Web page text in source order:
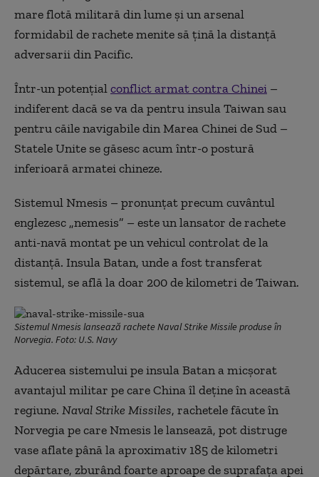
mare flotă militară din lume și un arsenal
formidabil de rachete menite să țină la distanță
adversarii din Pacific.
Într-un potențialconflict armat contra Chinei –
indiferent dacă se va da pentru insula Taiwan sau
pentru căile navigabile din Marea Chinei de Sud –
Statele Unite se găsesc acum într-o postură
inferioară armatei chineze.
Sistemul Nmesis – pronunțat precum cuvântul
englezesc „nemesis” – este un lansator de rachete
anti-navă montat pe un vehicul controlat de la
distanță. Insula Batan, unde a fost transferat
sistemul, se află la doar 200 de kilometri de Taiwan.
Sistemul Nmesis lansează rachete Naval Strike Missile produse în
Norvegia. Foto: U.S. Navy
Aducerea sistemului pe insula Batan a micșorat
avantajul militar pe care China îl deține în această
regiune. Naval Strike Missiles, rachetele făcute în
Norvegia pe care Nmesis le lansează, pot distruge
vase aflate până la aproximativ 185 de kilometri
depărtare, zburând foarte aproape de suprafața apei